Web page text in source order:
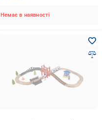
Немає в наявності